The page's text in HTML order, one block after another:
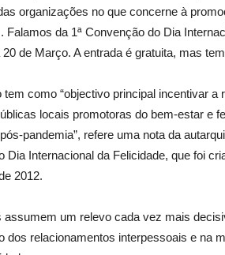
organizações no que concerne à
Falamos da 1ª Convenção do Dia
de Março. A entrada é gratuita, mas
tem como “objectivo principal incentivar
locais promotoras do bem-estar e
pandemia”, refere uma nota da
Dia Internacional da Felicidade, que foi
2012.
assumem um relevo cada vez mais
dos relacionamentos interpessoais e na